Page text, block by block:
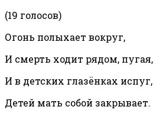
(19 голосов)
Огонь полыхает вокруг,
И смерть ходит рядом, пугая,
И в детских глазёнках испуг,
Детей мать собой закрывает.